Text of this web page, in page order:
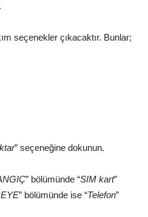
seçenekler çıkacaktır. Bunlar;
” seçeneğine dokunun.
” bölümünde “SIM kart”
” bölümünde ise “Telefon”